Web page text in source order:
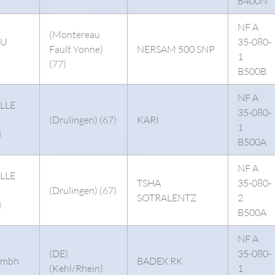
(Montereau
Fault Yonne)
(77)
NERSAM 500 SNP
NF A
35-080-
1
B500B
(Drulingen) (67) KARI
NF A
35-080-
1
B500A
(Drulingen) (67)
TSHA
SOTRALENTZ
NF A
35-080-
2
B500A
(DE)
(Kehl/Rhein)
BADEX RK
NF A
35-080-
1